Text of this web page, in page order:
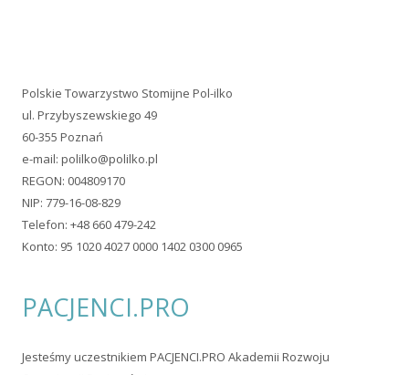
Polskie Towarzystwo Stomijne Pol-ilko
ul. Przybyszewskiego 49
60-355 Poznań
e-mail: polilko@polilko.pl
REGON: 004809170
NIP: 779-16-08-829
Telefon: +48 660 479-242
Konto: 95 1020 4027 0000 1402 0300 0965
PACJENCI.PRO
Jesteśmy uczestnikiem PACJENCI.PRO Akademii Rozwoju